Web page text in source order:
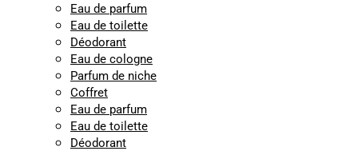
Eau de parfum
Eau de toilette
Déodorant
Eau de cologne
Parfum de niche
Coffret
Eau de parfum
Eau de toilette
Déodorant